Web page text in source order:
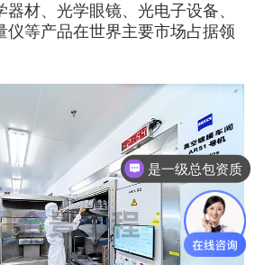
材、光学眼镜、光电子设备、
仪等产品在世界主要市场占据领
是一级总包资质